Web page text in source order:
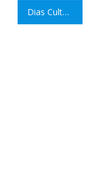
Dias Culturais – Dia 31 de março de 2023